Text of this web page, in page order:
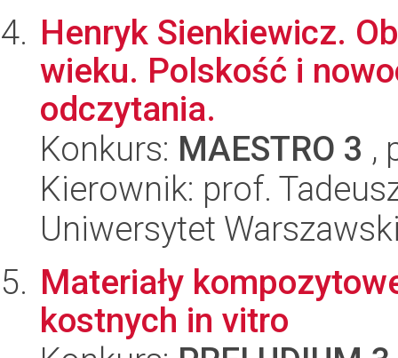
Henryk Sienkiewicz.
wieku. Polskość i
odczytania.
Konkurs: MAESTRO 3 ,
Kierownik: prof.
Uniwersytet
Materiały
kostnych in vitro